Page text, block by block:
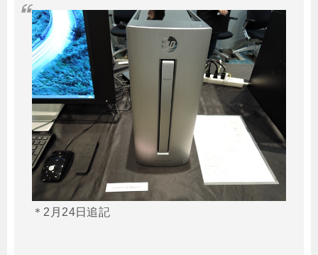
＊2月24日追記